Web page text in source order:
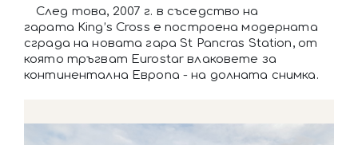
След това, 2007 г. в съседство на
гарата King’s Cross е построена модерната
сграда на новата гара St Pancras Station, от
която тръгват Eurostar влаковете за
континентална Европа - на долната снимка.